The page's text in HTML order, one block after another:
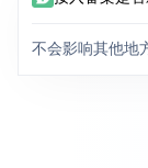
不会影响其他地